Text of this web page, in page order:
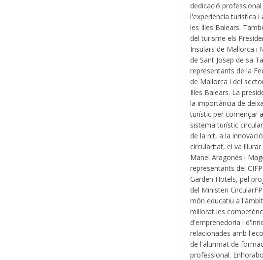
dedicació
l'experiència turística i
les Illes Balears.
del turisme els
Insulars de Mallorca i
de Sant Josep de sa
representants de la
de Mallorca i del
Illes Balears. La
la importància de
turístic per començar
sistema turístic
de la nit, a la
circularitat, el va
Manel Aragonés i
representants del
Garden Hotels, pel
del Ministeri
món educatiu a
millorat les
d'emprenedoria i
relacionades amb
de l'alumnat de
professional.